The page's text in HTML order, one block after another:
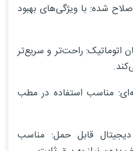
اصلاح شده: با ویژگی‌های بهبود
اتوماتیک: راحت‌تر و سریع‌تر
مناسب استفاده در مطب
دیجیتال قابل حمل: مناسب